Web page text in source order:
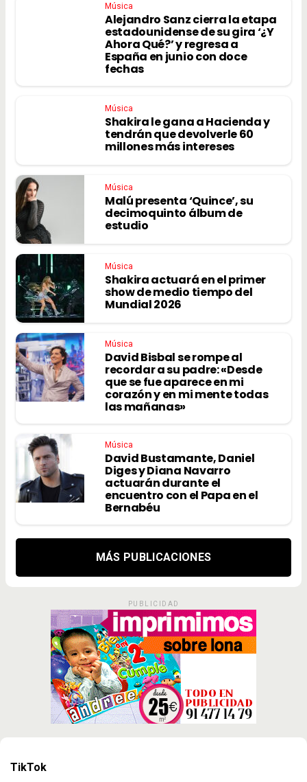
Música
Alejandro Sanz cierra la etapa
estadounidense de su gira ‘¿Y
Ahora Qué?’ y regresa a
España en junio con doce
fechas
Música
Shakira le gana a Hacienda y
tendrán que devolverle 60
millones más intereses
Música
Malú presenta ‘Quince’, su
decimoquinto álbum de
estudio
Música
Shakira actuará en el primer
show de medio tiempo del
Mundial 2026
Música
David Bisbal se rompe al
recordar a su padre: «Desde
que se fue aparece en mi
corazón y en mi mente todas
las mañanas»
Música
David Bustamante, Daniel
Diges y Diana Navarro
actuarán durante el
encuentro con el Papa en el
Bernabéu
MÁS PUBLICACIONES
PUBLICIDAD
TikTok